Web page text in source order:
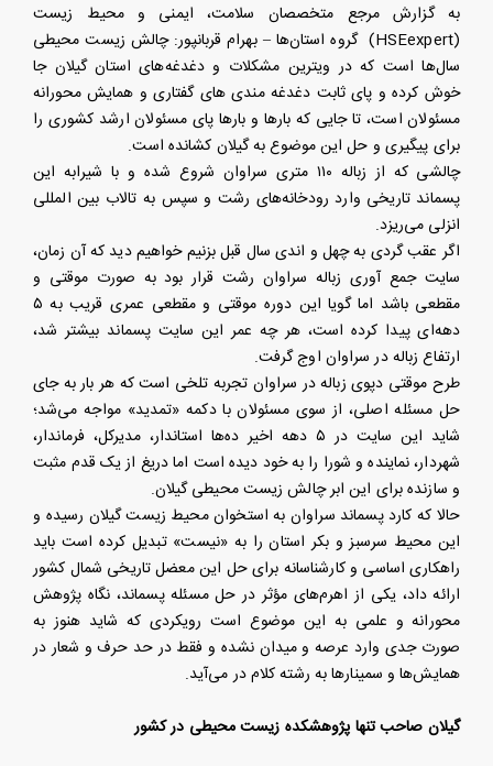
به گزارش مرجع متخصصان سلامت، ایمنی و محیط زیست
(HSEexpert) گروه استان‌ها – بهرام قربانپور: چالش زیست محیطی
سال‌ها است که در ویترین مشکلات و دغدغه‌های استان گیلان جا
خوش کرده و پای ثابت دغدغه مندی های گفتاری و همایش محورانه
مسئولان است، تا جایی که بارها و بارها پای مسئولان ارشد کشوری را
برای پیگیری و حل این موضوع به گیلان کشانده است.
چالشی که از زباله ۱۱۰ متری سراوان شروع شده و با شیرابه این
پسماند تاریخی وارد رودخانه‌های رشت و سپس به تالاب بین المللی
انزلی می‌ریزد.
اگر عقب گردی به چهل و اندی سال قبل بزنیم خواهیم دید که آن زمان،
سایت جمع آوری زباله سراوان رشت قرار بود به صورت موقتی و
مقطعی باشد اما گویا این دوره موقتی و مقطعی عمری قریب به ۵
دهه‌ای پیدا کرده است، هر چه عمر این سایت پسماند بیشتر شد،
ارتفاع زباله در سراوان اوج گرفت.
طرح موقتی دپوی زباله در سراوان تجربه تلخی است که هر بار به جای
حل مسئله اصلی، از سوی مسئولان با دکمه «تمدید» مواجه می‌شد؛
شاید این سایت در ۵ دهه اخیر ده‌ها استاندار، مدیرکل، فرماندار،
شهردار، نماینده و شورا را به خود دیده است اما دریغ از یک قدم مثبت
و سازنده برای این ابر چالش زیست محیطی گیلان.
حالا که کارد پسماند سراوان به استخوان محیط زیست گیلان رسیده و
این محیط سرسبز و بکر استان را به «نیست» تبدیل کرده است باید
راهکاری اساسی و کارشناسانه برای حل این معضل تاریخی شمال کشور
ارائه داد، یکی از اهرم‌های مؤثر در حل مسئله پسماند، نگاه پژوهش
محورانه و علمی به این موضوع است رویکردی که شاید هنوز به
صورت جدی وارد عرصه و میدان نشده و فقط در حد حرف و شعار در
همایش‌ها و سمینارها به رشته کلام در می‌آید.
گیلان صاحب تنها پژوهشکده زیست محیطی در کشور